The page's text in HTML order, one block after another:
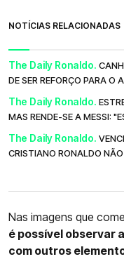
NOTÍCIAS RELACIONADAS
The Daily Ronaldo.
DE SER REFORÇO PARA O
The Daily Ronaldo.
MAS RENDE-SE A MESSI:
The Daily Ronaldo.
CRISTIANO RONALDO
Nas imagens que
é possível observar
com outros